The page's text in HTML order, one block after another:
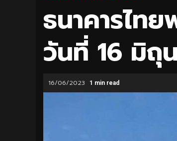
ธนาคารไท
วันที่ 16 มิถุ
16/06/2023 1 min read